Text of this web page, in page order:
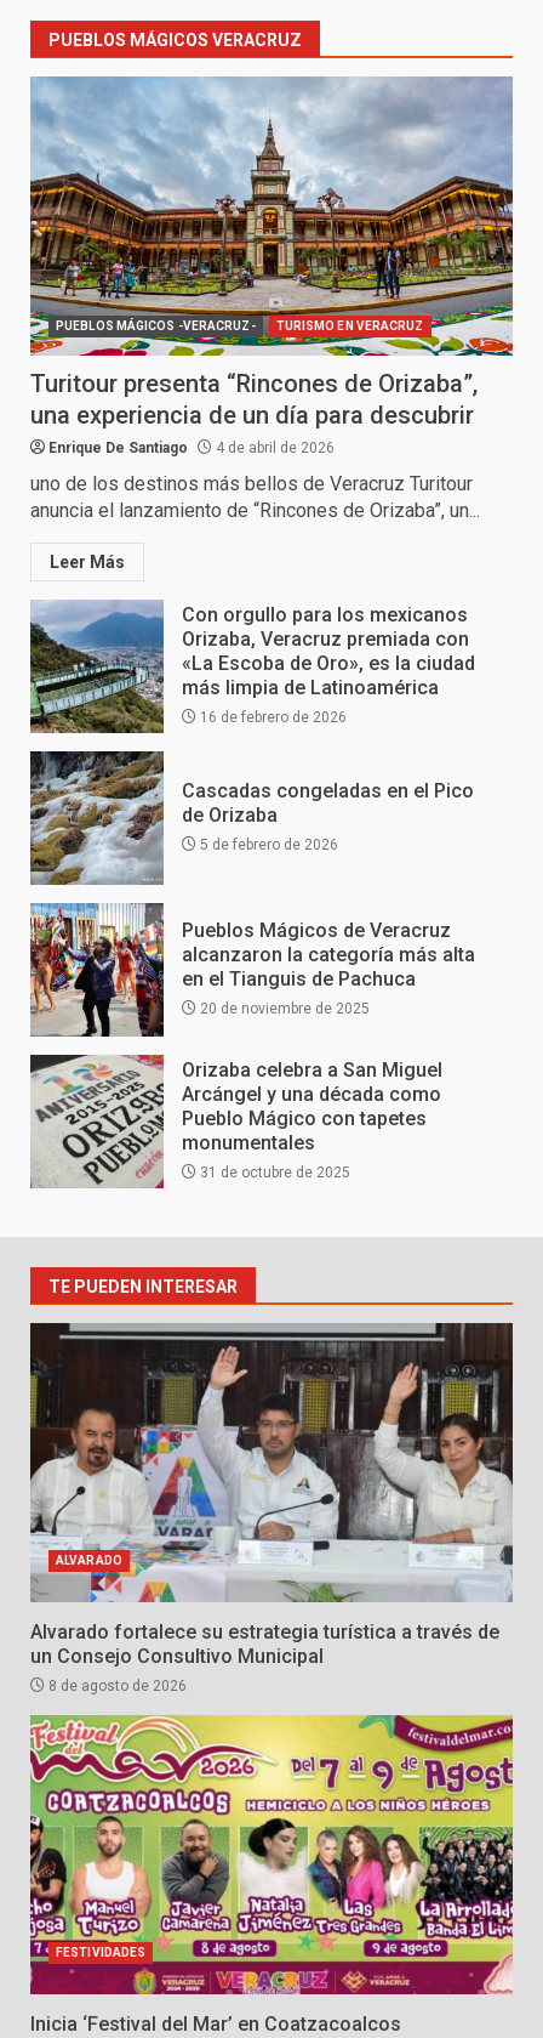
PUEBLOS MÁGICOS VERACRUZ
PUEBLOS MÁGICOS -VERACRUZ- TURISMO EN VERACRUZ
Turitour presenta “Rincones de Orizaba”,
una experiencia de un día para descubrir
Enrique De Santiago 4 de abril de 2026
uno de los destinos más bellos de Veracruz Turitour
anuncia el lanzamiento de “Rincones de Orizaba”, un...
Leer Más
Con orgullo para los mexicanos
Orizaba, Veracruz premiada con
«La Escoba de Oro», es la ciudad
más limpia de Latinoamérica
16 de febrero de 2026
Cascadas congeladas en el Pico
de Orizaba
5 de febrero de 2026
Pueblos Mágicos de Veracruz
alcanzaron la categoría más alta
en el Tianguis de Pachuca
20 de noviembre de 2025
Orizaba celebra a San Miguel
Arcángel y una década como
Pueblo Mágico con tapetes
monumentales
31 de octubre de 2025
TE PUEDEN INTERESAR
ALVARADO
Alvarado fortalece su estrategia turística a través de
un Consejo Consultivo Municipal
8 de agosto de 2026
FESTIVIDADES
Inicia ‘Festival del Mar’ en Coatzacoalcos